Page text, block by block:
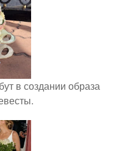
в создании образа